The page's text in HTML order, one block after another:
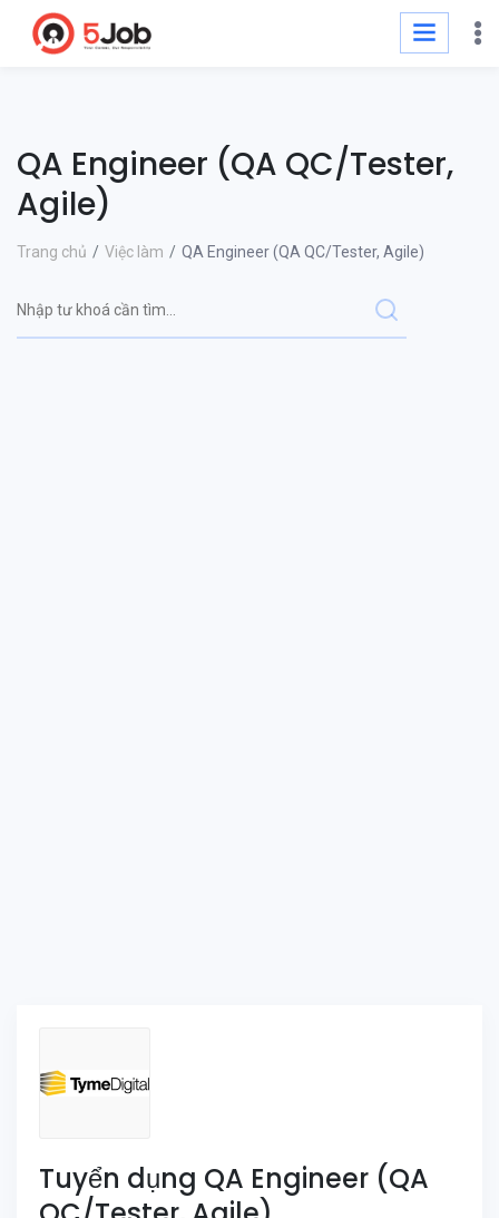
QA Engineer (QA QC/Tester,
Agile)
Trang chủ Việc làm QA Engineer (QA QC/Tester, Agile)
Tuyển dụng QA Engineer (QA